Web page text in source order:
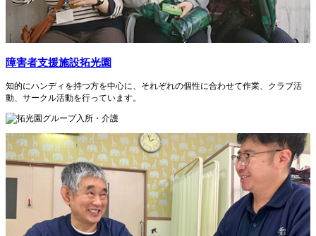
障害者支援施設拓光園
知的にハンディを持つ方を中心に、それぞれの個性に合わせて作業、クラブ活
動、サークル活動を行っています。